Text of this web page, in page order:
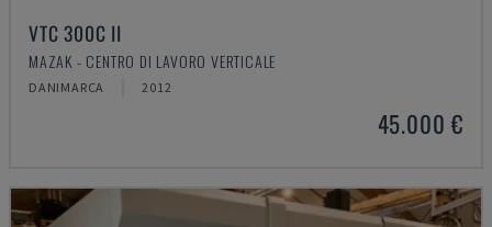
VTC 300C II
MAZAK - CENTRO DI LAVORO VERTICALE
DANIMARCA 2012
45.000 €